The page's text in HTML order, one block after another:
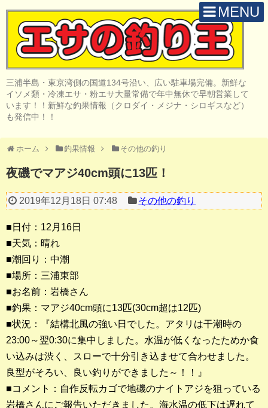
MENU
三浦半島・東京湾側の国道134号沿い、広い駐車場完備。新鮮な
イソメ類・冷凍エサ・粉エサ大量常備で年中無休で早朝営業して
います！！新鮮な釣果情報（クロダイ・メジナ・シロギスなど）
も発信中！！
ホーム 釣果情報 その他の釣り
夜磯でマアジ40cm頭に13匹！
2019年12月18日 07:48 その他の釣り
■日付：12月16日
■天気：晴れ
■潮回り：中潮
■場所：三浦東部
■お名前：岩橋さん
■釣果：マアジ40cm頭に13匹(30cm超は12匹)
■状況：『結構北風の強い日でした。アタリは干潮時の
23:00～翌0:30に集中しました。水温が低くなったためか食
い込みは渋く、スローで十分引き込ませて合わせました。
良型がそろい、良い釣りができました～！！』
■コメント：自作反転カゴで地磯のナイトアジを狙っている
岩橋さんにご報告いただきました。海水温の低下は遅れて
H O M E
取 扱 商 品
釣 果 情 報
陸っぱりルアー
船・ボート釣り
その他の釣り
釣果ランキング
2023年 クロダイ部門
2023年 メジナ部門
歴代釣果ランキング
クロダイ部門